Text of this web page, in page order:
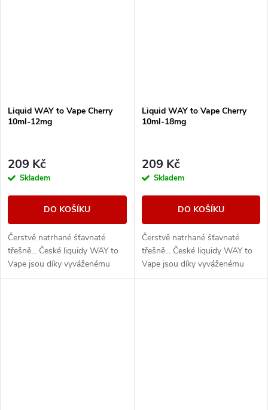
Liquid WAY to Vape Cherry
10ml-12mg
209 Kč
Skladem
DO KOŠÍKU
Čerstvě natrhané šťavnaté
třešně... České liquidy WAY to
Vape jsou díky vyváženému
poměru složek 50PG/50VG
Liquid WAY to Vape Cherry
10ml-18mg
209 Kč
Skladem
DO KOŠÍKU
Čerstvě natrhané šťavnaté
třešně... České liquidy WAY to
Vape jsou díky vyváženému
poměru složek 50PG/50VG